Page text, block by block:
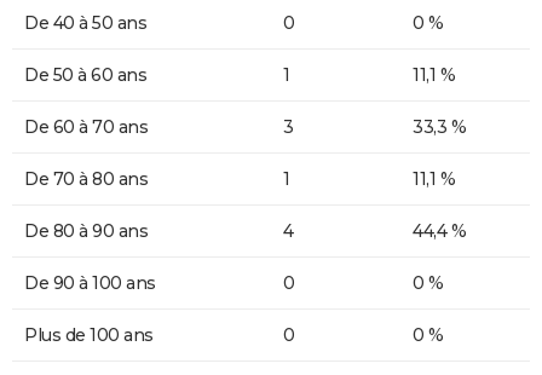
De 40 à 50 ans 0 0 %
De 50 à 60 ans 1 11,1 %
De 60 à 70 ans 3 33,3 %
De 70 à 80 ans 1 11,1 %
De 80 à 90 ans 4 44,4 %
De 90 à 100 ans 0 0 %
Plus de 100 ans 0 0 %